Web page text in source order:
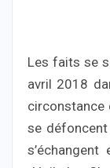
Les faits se
avril 2018
circonstance
se